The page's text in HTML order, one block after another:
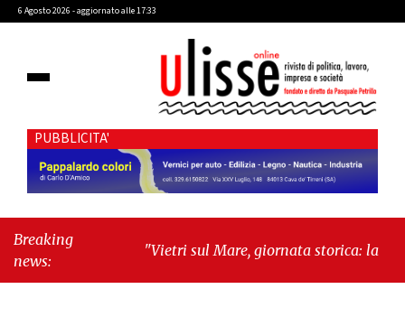
6 Agosto 2026 - aggiornato alle 17:33
PUBBLICITA'
Breaking
news:
"Vietri sul Mare, giornata storica: la ceramica